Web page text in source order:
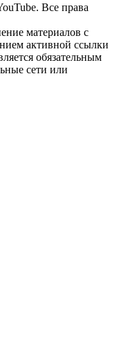
Все права
материалов с
активной ссылки
обязательным
сети или